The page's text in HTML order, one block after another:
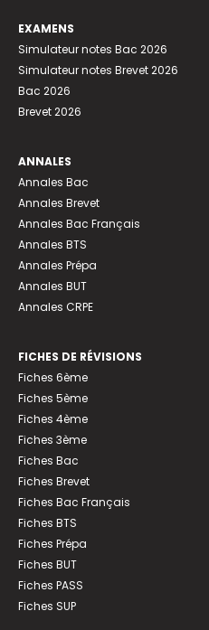
EXAMENS
Simulateur notes Bac 2026
Simulateur notes Brevet 2026
Bac 2026
Brevet 2026
ANNALES
Annales Bac
Annales Brevet
Annales Bac Français
Annales BTS
Annales Prépa
Annales BUT
Annales CRPE
FICHES DE RÉVISIONS
Fiches 6ème
Fiches 5ème
Fiches 4ème
Fiches 3ème
Fiches Bac
Fiches Brevet
Fiches Bac Français
Fiches BTS
Fiches Prépa
Fiches BUT
Fiches PASS
Fiches SUP